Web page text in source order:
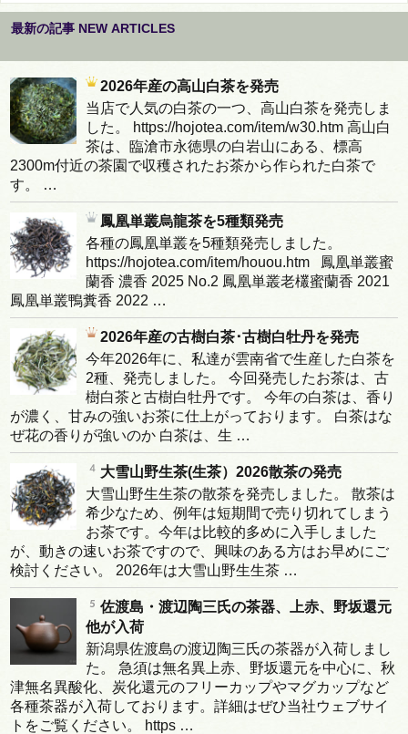
最新の記事 NEW ARTICLES
2026年産の高山白茶を発売
当店で人気の白茶の一つ、高山白茶を発売しま
した。 https://hojotea.com/item/w30.htm 高山白
茶は、臨滄市永徳県の白岩山にある、標高
2300m付近の茶園で収穫されたお茶から作られた白茶で
す。 …
鳳凰単叢烏龍茶を5種類発売
各種の鳳凰単叢を5種類発売しました。
https://hojotea.com/item/houou.htm 鳳凰単叢蜜
蘭香 濃香 2025 No.2 鳳凰単叢老欉蜜蘭香 2021
鳳凰単叢鴨糞香 2022 …
2026年産の古樹白茶･古樹白牡丹を発売
今年2026年に、私達が雲南省で生産した白茶を
2種、発売しました。 今回発売したお茶は、古
樹白茶と古樹白牡丹です。 今年の白茶は、香り
が濃く、甘みの強いお茶に仕上がっております。 白茶はな
ぜ花の香りが強いのか 白茶は、生 …
大雪山野生茶(生茶）2026散茶の発売
大雪山野生生茶の散茶を発売しました。 散茶は
希少なため、例年は短期間で売り切れてしまう
お茶です。今年は比較的多めに入手しました
が、動きの速いお茶ですので、興味のある方はお早めにご
検討ください。 2026年は大雪山野生生茶 …
佐渡島・渡辺陶三氏の茶器、上赤、野坂還元
他が入荷
新潟県佐渡島の渡辺陶三氏の茶器が入荷しまし
た。 急須は無名異上赤、野坂還元を中心に、秋
津無名異酸化、炭化還元のフリーカップやマグカップなど
各種茶器が入荷しております。詳細はぜひ当社ウェブサイ
トをご覧ください。 https …